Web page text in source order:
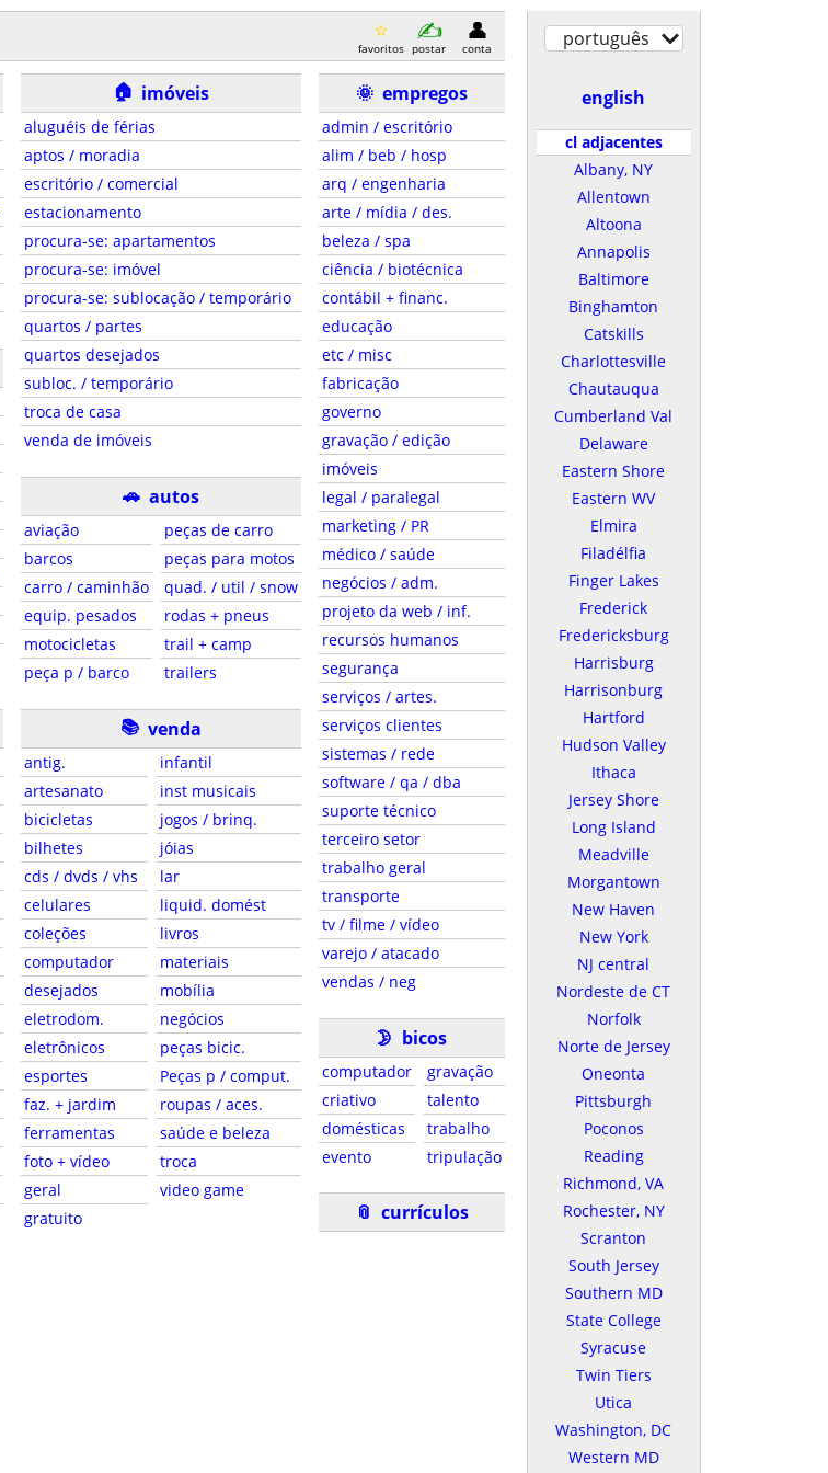
favoritos postar conta
🏠 imóveis
aluguéis de férias
aptos / moradia
escritório / comercial
estacionamento
procura-se: apartamentos
procura-se: imóvel
procura-se: sublocação / temporário
quartos / partes
quartos desejados
subloc. / temporário
troca de casa
venda de imóveis
🚗 autos
aviação
barcos
carro / caminhão
equip. pesados
motocicletas
peça p / barco
peças de carro
peças para motos
quad. / util / snow
rodas + pneus
trail + camp
trailers
📚 venda
antig.
artesanato
bicicletas
bilhetes
cds / dvds / vhs
celulares
coleções
computador
desejados
eletrodom.
eletrônicos
esportes
faz. + jardim
ferramentas
foto + vídeo
geral
gratuito
infantil
inst musicais
jogos / brinq.
jóias
lar
liquid. domést
livros
materiais
mobília
negócios
peças bicic.
Peças p / comput.
roupas / aces.
saúde e beleza
troca
video game
🌞 empregos
admin / escritório
alim / beb / hosp
arq / engenharia
arte / mídia / des.
beleza / spa
ciência / biotécnica
contábil + financ.
educação
etc / misc
fabricação
governo
gravação / edição
imóveis
legal / paralegal
marketing / PR
médico / saúde
negócios / adm.
projeto da web / inf.
recursos humanos
segurança
serviços / artes.
serviços clientes
sistemas / rede
software / qa / dba
suporte técnico
terceiro setor
trabalho geral
transporte
tv / filme / vídeo
varejo / atacado
vendas / neg
🌛 bicos
computador
criativo
domésticas
evento
gravação
talento
trabalho
tripulação
📎 currículos
português
english
cl adjacentes
Albany, NY
Allentown
Altoona
Annapolis
Baltimore
Binghamton
Catskills
Charlottesville
Chautauqua
Cumberland Val
Delaware
Eastern Shore
Eastern WV
Elmira
Filadélfia
Finger Lakes
Frederick
Fredericksburg
Harrisburg
Harrisonburg
Hartford
Hudson Valley
Ithaca
Jersey Shore
Long Island
Meadville
Morgantown
New Haven
New York
NJ central
Nordeste de CT
Norfolk
Norte de Jersey
Oneonta
Pittsburgh
Poconos
Reading
Richmond, VA
Rochester, NY
Scranton
South Jersey
Southern MD
State College
Syracuse
Twin Tiers
Utica
Washington, DC
Western MD